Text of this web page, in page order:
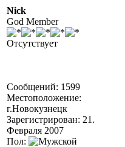
Nick
God Member
Отсутствует
Сообщений: 1599
Местоположение:
г.Новокузнецк
Зарегистрирован: 21.
Февраля 2007
Пол: